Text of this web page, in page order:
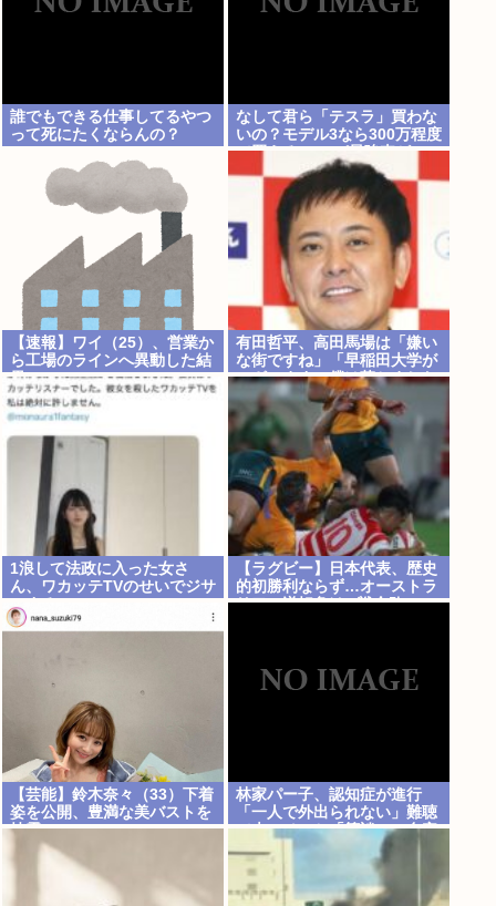
誰でもできる仕事してるやつ
って死にたくならんの？
なして君ら「テスラ」買わな
いの？モデル3なら300万程度
で買える.コスパ最強車がここ
にあるのに
【速報】ワイ（25）、営業か
ら工場のラインへ異動した結
果・・・・・・
有田哲平、高田馬場は「嫌い
な街ですね」「早稲田大学が
ございます、僕は落ちました
ので」
1浪して法政に入った女さ
ん、ワカッテTVのせいでジサ
ツする
【ラグビー】日本代表、歴史
的初勝利ならず…オーストラ
リアに逆転負け 8戦全敗
【芸能】鈴木奈々（33）下着
姿を公開、豊満な美バストを
披露
林家パー子、認知症が進行
「一人で外出られない」難聴
で夫・ペーと「筆談」…自宅
全焼から約1年